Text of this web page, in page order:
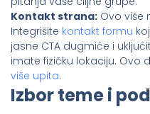
Kontakt strana: Ovo više
Integrišite kontakt formu
jasne CTA dugmiće i
imate fizičku lokaciju. Ovo
više upita.
Izbor teme i